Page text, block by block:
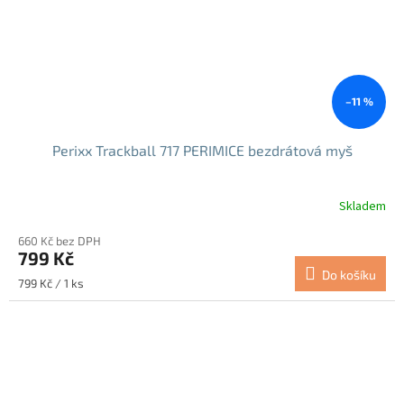
–11 %
Perixx Trackball 717 PERIMICE bezdrátová myš
produktu
je
5,0
Skladem
660 Kč bez DPH
799 Kč
Měrná
cena:
799 Kč / 1 ks
Do košíku